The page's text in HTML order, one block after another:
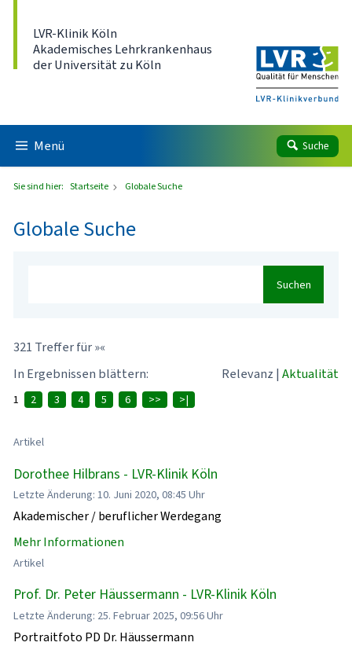
LVR-Klinik Köln
Akademisches Lehrkrankenhaus
der Universität zu Köln
Menü Suche
Sie sind hier: Startseite Globale Suche
Globale Suche
Suchen
321 Treffer für »«
In Ergebnissen blättern:
Relevanz | Aktualität
1 2 3 4 5 6 >> >|
Artikel
Dorothee Hilbrans - LVR-Klinik Köln
Letzte Änderung: 10. Juni 2020, 08:45 Uhr
Akademischer / beruflicher Werdegang
Mehr Informationen
Artikel
Prof. Dr. Peter Häussermann - LVR-Klinik Köln
Letzte Änderung: 25. Februar 2025, 09:56 Uhr
Portraitfoto PD Dr. Häussermann